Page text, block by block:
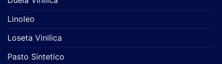
Linoleo
Loseta Vinilica
Pasto Sintetico